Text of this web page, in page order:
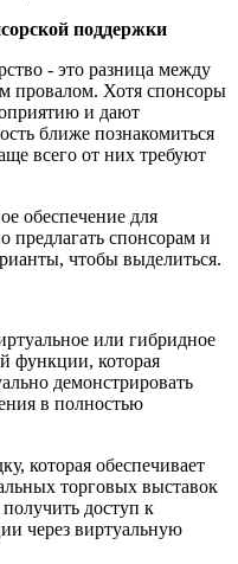
поддержки
- это разница между
провалом. Хотя спонсоры
и дают
ближе познакомиться
всего от них требуют
обеспечение для
предлагать спонсорам и
чтобы выделиться.
или гибридное
функции, которая
демонстрировать
в полностью
которая обеспечивает
торговых выставок
доступ к
через виртуальную